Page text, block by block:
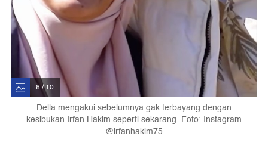
6 / 10
Della mengakui sebelumnya gak terbayang dengan
kesibukan Irfan Hakim seperti sekarang. Foto: Instagram
@irfanhakim75